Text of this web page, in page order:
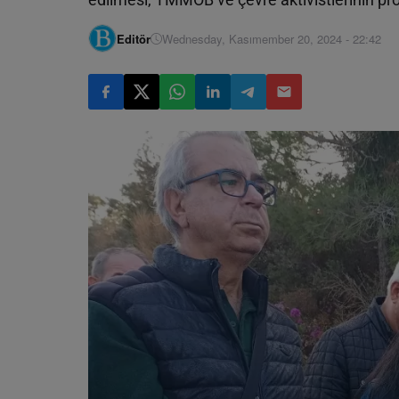
Editör Wednesday, Kasımember 20, 2024 - 22:42